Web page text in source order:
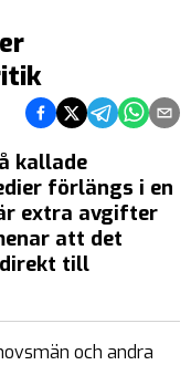
Dela på Facebook
Dela på Twitter
Dela påDela på
Dela
kallade
förlängs i en
extra avgifter
att det
till
och andra